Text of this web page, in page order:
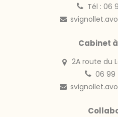
Tél : 06
Cabinet
2A route du
06 99